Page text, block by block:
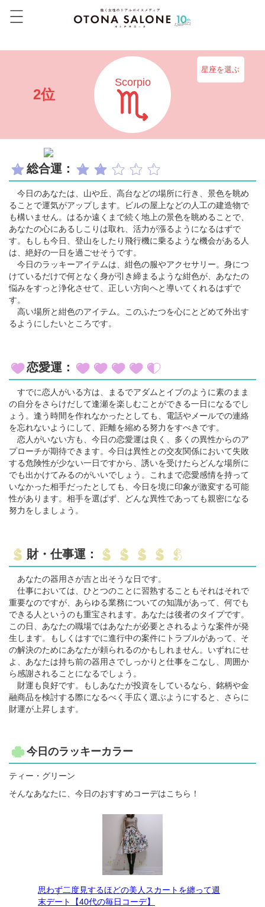
2位
Scorpio
星座を選ぶ
総合運：
今日のあなたは、山や丘、高台などの場所に行き、景色を眺め
ることで運気がアップします。ビルの屋上などの人工の建造物で
も構いません。はるか遠くまで続く地上の景色を眺めることで、
あなたの心にあるしこりは取れ、活力が漲るようになるはずで
す。もしも今日、登山をしたり飛行機に乗るような機会がある人
は、絶好の一日を過ごせそうです。
今日のラッキーアイテムは、紺色の服やアクセサリー。身につ
けているだけで何となく身が引き締まるような紺色が、あなたの
悩みをすっと浄化させて、正しい方向へと導いてくれるはずで
す。
高い場所と紺色のアイテム。このふたつを心にとどめて外出す
るようにしたいところです。
恋愛運：
すでに恋人がいる方は、まるでアダムとイブのように素のまま
の自分をさらけだして逢瀬を楽しむことができる一日になるでし
ょう。逢う時間を作れなかったとしても、電話やメールでの連絡
を忘れないようにして、距離を縮める努力をすべきです。
恋人がいない方も、今日の恋愛運は良く、多くの異性からのア
プローチが期待できます。今日は異性との交友関係において失敗
する危険性が少ない一日ですから、誘いを受けたらどんな場所に
でも出かけてみるのがいいでしょう。これまで恋愛感情を持って
いなかった相手だったとしても、今日を境に印象が激変する可能
性があります。相手を選ばず、どんな異性であっても親密になる
努力をしましょう。
財・仕事運：
あなたの器用さが吉と出そうな日です。
仕事においては、ひとつのことに習熟することもそれはそれで
重要なのですが、あらゆる業務についての知識があって、何でも
できる人というのも重宝されます。あなたは後者のタイプです。
この日、あなたの職場ではあなたが必要とされるような案件が発
生します。もしくはすでに進行中の案件にトラブルがあって、そ
の解決のためにあなたが頼られるのかもしれません。いずれにせ
よ、あなたは持ち前の器用さでしっかりと仕事をこなし、周囲か
ら感謝されることになるでしょう。
財運も良好です。もしあなたが投資をしているなら、銘柄や金
融商品を検討する際になるべく手広く選ぶようにすると、さらに
財運が上昇します。
今日のラッキーカラー
ティー・グリーン
そんなあなたに、今日のおすすめコーデはこちら！
思わず二度見するほどの美人スカートを纏って週
末デート【40代の毎日コーデ】